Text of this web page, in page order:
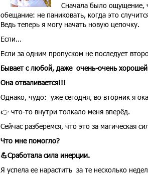
Сначала было ощущение,
обещание: не паниковать, когда это
Ведь теперь я могу начать новую цепочку.
Если...
Если за одним пропуском не последует
Бывает с любой, даже очень-очень
Она отваливается!!!
Однако, чудо: уже сегодня, во вторник я
👉 что-то внутри толкало меня вперёд.
Сейчас разберемся, что это за магическая
Что мне помогло?
💪Сработала сила инерции.
Я успела ее нарастить за те несколько